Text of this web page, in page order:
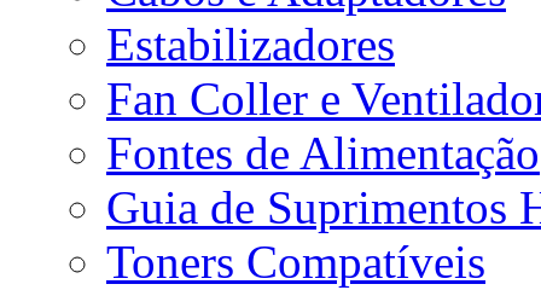
Estabilizadores
Fan Coller e
Fontes de Alimentação
Guia de Suprimentos
Toners Compatíveis